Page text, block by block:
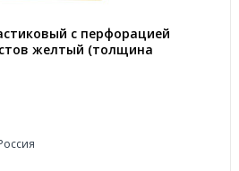
с перфорацией
желтый (толщина
штук в упаковке)